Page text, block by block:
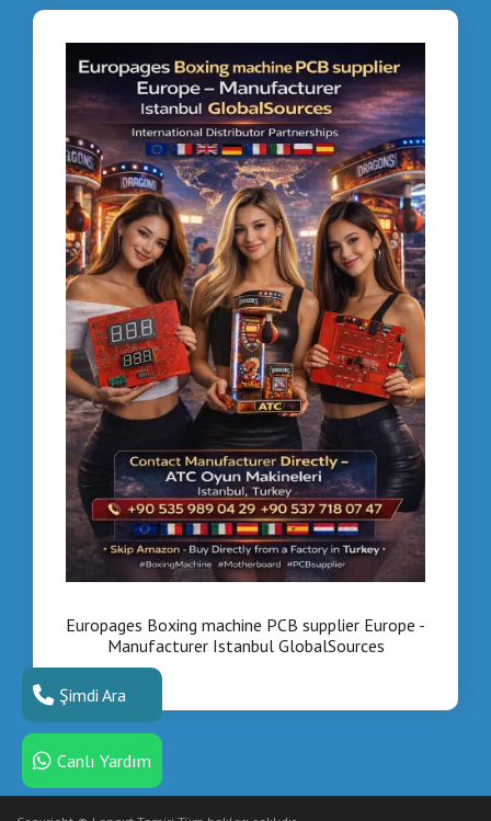
Europages Boxing machine PCB supplier Europe -
Manufacturer Istanbul GlobalSources
Şimdi Ara
Canlı Yardım